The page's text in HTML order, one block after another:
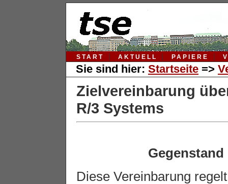
START AKTUELL PAPIERE
Sie sind hier: Startseite =>
Zielvereinbarung
R/3 Systems
Diese Vereinbarung